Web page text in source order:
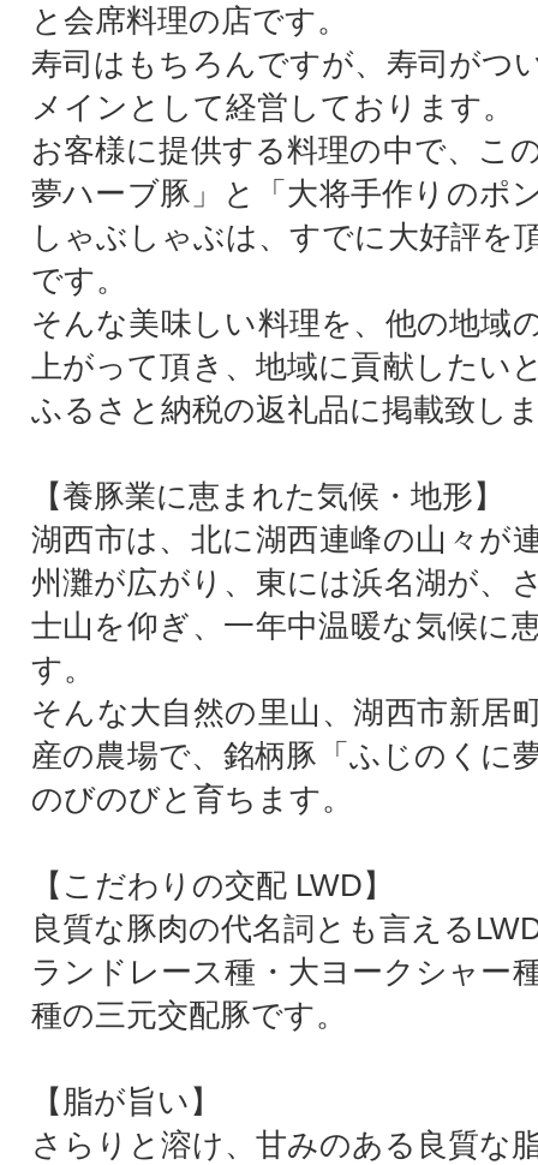
と会席料理の店です。
寿司はもちろんですが、寿司がつ
メインとして経営しております。
お客様に提供する料理の中で、こ
夢ハーブ豚」と「大将手作りのポ
しゃぶしゃぶは、すでに大好評を
です。
そんな美味しい料理を、他の地域
上がって頂き、地域に貢献したい
ふるさと納税の返礼品に掲載致し
【養豚業に恵まれた気候・地形】
湖西市は、北に湖西連峰の山々が
州灘が広がり、東には浜名湖が、
士山を仰ぎ、一年中温暖な気候に
す。
そんな大自然の里山、湖西市新居
産の農場で、銘柄豚「ふじのくに
のびのびと育ちます。
【こだわりの交配 LWD】
良質な豚肉の代名詞とも言える
ランドレース種・大ヨークシャー
種の三元交配豚です。
【脂が旨い】
さらりと溶け、甘みのある良質な